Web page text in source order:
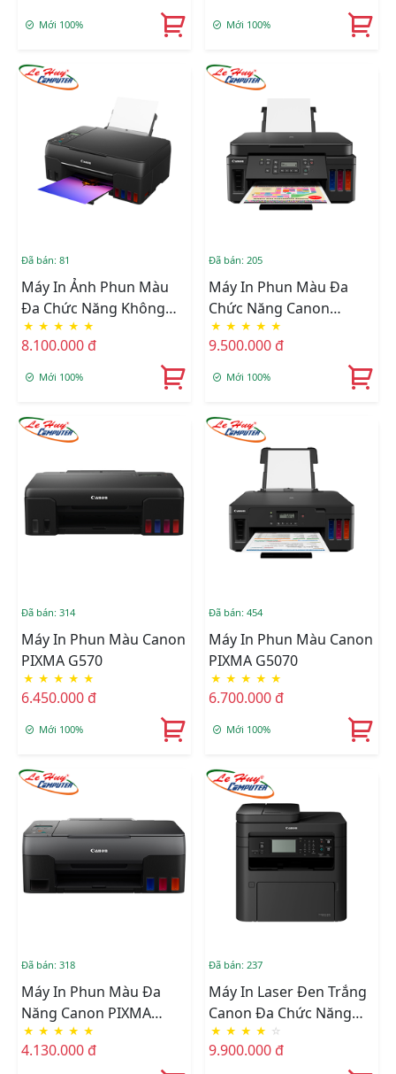
300Mới 100% Mới 100%
Đã bán: 81
Máy In Ảnh Phun Màu
Đa Chức Năng Không
Dây Canon PIXMA G670
★ ★ ★ ★ ★
8.100.000 đ
Mới 100%
Đã bán: 205
Máy In Phun Màu Đa
Chức Năng Canon
PIXMA G6070
★ ★ ★ ★ ★
9.500.000 đ
Mới 100%
Đã bán: 314
Máy In Phun Màu Canon
PIXMA G570
★ ★ ★ ★ ★
6.450.000 đ
Mới 100%
Đã bán: 454
Máy In Phun Màu Canon
PIXMA G5070
★ ★ ★ ★ ★
6.700.000 đ
Mới 100%
Đã bán: 318
Máy In Phun Màu Đa
Năng Canon PIXMA
G2020
★ ★ ★ ★ ★
4.130.000 đ
Đã bán: 237
Máy In Laser Đen Trắng
Canon Đa Chức Năng
MF266DN
★ ★ ★ ★ ☆
9.900.000 đ